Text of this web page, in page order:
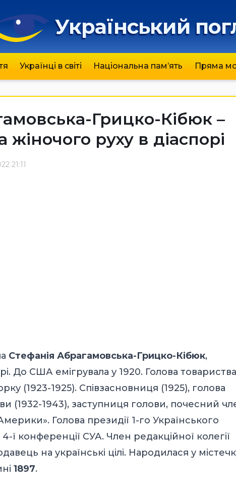
Український
Українці в світі Національна пам’ять Пряма
Грицко-Кібюк –
жіночого руху в діаспорі
21:11
Стефанія Абрагамовська-Грицко-Кібюк,
До США емігрувала у 1920. Голова товариства
(1923-1925). Співзасновниця (1925), голова
(1932-1943), заступниця голови, почесний
Голова президії 1-го Українського
ї конференції СУА. Член редакційної колегії
на українські цілі. Народилася у
1897.